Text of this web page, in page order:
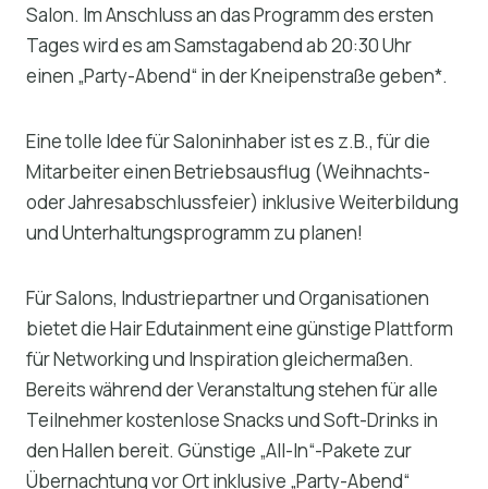
Salon. Im Anschluss an das Programm des ersten
Tages wird es am Samstagabend ab 20:30 Uhr
einen „Party-Abend“ in der Kneipenstraße geben*.
Eine tolle Idee für Saloninhaber ist es z.B., für die
Mitarbeiter einen Betriebsausflug (Weihnachts-
oder Jahresabschlussfeier) inklusive Weiterbildung
und Unterhaltungsprogramm zu planen!
Für Salons, Industriepartner und Organisationen
bietet die Hair Edutainment eine günstige Plattform
für Networking und Inspiration gleichermaßen.
Bereits während der Veranstaltung stehen für alle
Teilnehmer kostenlose Snacks und Soft-Drinks in
den Hallen bereit. Günstige „All-In“-Pakete zur
Übernachtung vor Ort inklusive „Party-Abend“